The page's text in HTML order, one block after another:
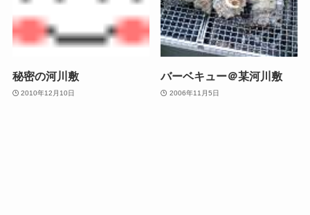
秘密の河川敷
2010年12月10日
バーベキュー＠某河川敷
2006年11月5日